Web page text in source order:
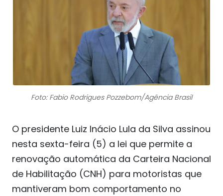
Foto: Fabio Rodrigues Pozzebom/Agência Brasil
O presidente Luiz Inácio Lula da Silva assinou
nesta sexta-feira (5) a lei que permite a
renovação automática da Carteira Nacional
de Habilitação (CNH) para motoristas que
mantiveram bom comportamento no